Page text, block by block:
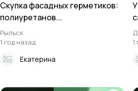
Скупка фасадных герметиков:
полиуретанов...
Рыльск
1 год назад
Екатерина
1